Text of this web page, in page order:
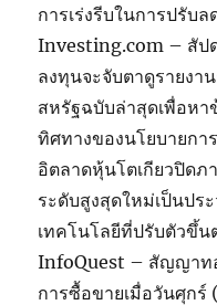
การเร่งรีบในการปรับ
Investing.com – สัป
ลงทุนจะจับตาดูรายงา
สหรัฐฉบับล่าสุดเพื่อหา
ทิศทางของนโยบายก
อิตลาดหุ้นโตเกียวปิดภ
ระดับสูงสุดใหม่เป็นป
เทคโนโลยีที่ปรับตัวขึ้
InfoQuest – สัญญาท
การซื้อขายเมื่อวันศุกร์